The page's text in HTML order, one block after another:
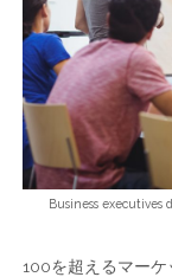
Business
100を超えるマー